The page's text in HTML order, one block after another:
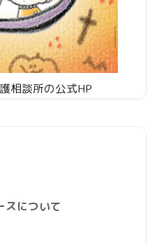
相談所の公式HP
スについて